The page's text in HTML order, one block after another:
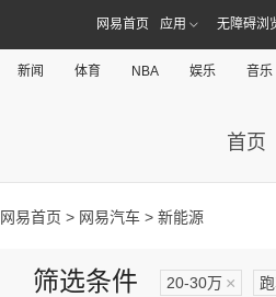
网易首页 应用 无障碍浏
新闻 体育 NBA 娱乐 音乐
首页
网易首页 > 网易汽车 > 新能源
筛选条件 20-30万 ×